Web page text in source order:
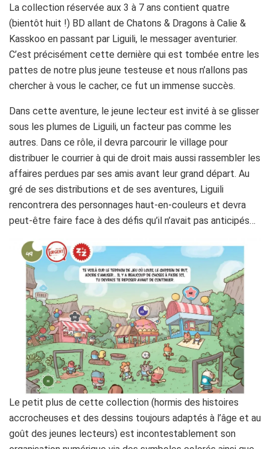
La collection réservée aux 3 à 7 ans contient quatre
(bientôt huit !) BD allant de Chatons & Dragons à Calie &
Kasskoo en passant par Liguili, le messager aventurier.
C’est précisément cette dernière qui est tombée entre les
pattes de notre plus jeune testeuse et nous n’allons pas
chercher à vous le cacher, ce fut un immense succès.
Dans cette aventure, le jeune lecteur est invité à se glisser
sous les plumes de Liguili, un facteur pas comme les
autres. Dans ce rôle, il devra parcourir le village pour
distribuer le courrier à qui de droit mais aussi rassembler les
affaires perdues par ses amis avant leur grand départ. Au
gré de ses distributions et de ses aventures, Liguili
rencontrera des personnages haut-en-couleurs et devra
peut-être faire face à des défis qu’il n’avait pas anticipés…
Le petit plus de cette collection (hormis des histoires
accrocheuses et des dessins toujours adaptés à l’âge et au
goût des jeunes lecteurs) est incontestablement son